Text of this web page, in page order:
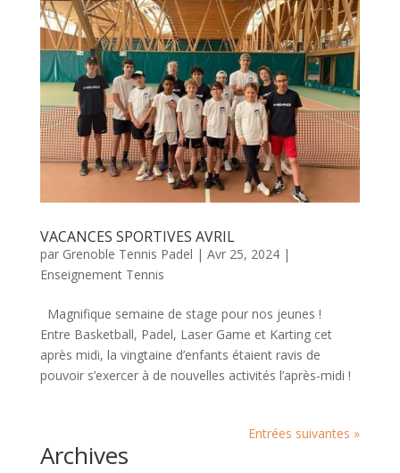
VACANCES SPORTIVES AVRIL
par Grenoble Tennis Padel | Avr 25, 2024|
Enseignement Tennis
Magnifique semaine de stage pour nos jeunes !
Entre Basketball, Padel, Laser Game et Karting cet
après midi, la vingtaine d’enfants étaient ravis de
pouvoir s’exercer à de nouvelles activités l’après-midi !
Entrées suivantes »
Archives